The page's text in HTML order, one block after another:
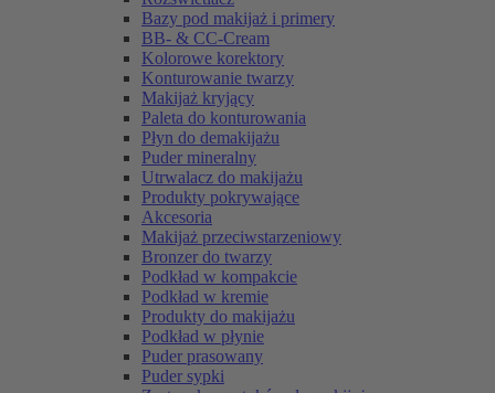
Bazy pod makijaż i primery
BB- & CC-Cream
Kolorowe korektory
Konturowanie twarzy
Makijaż kryjący
Paleta do konturowania
Płyn do demakijażu
Puder mineralny
Utrwalacz do makijażu
Produkty pokrywające
Akcesoria
Makijaż przeciwstarzeniowy
Bronzer do twarzy
Podkład w kompakcie
Podkład w kremie
Produkty do makijażu
Podkład w płynie
Puder prasowany
Puder sypki